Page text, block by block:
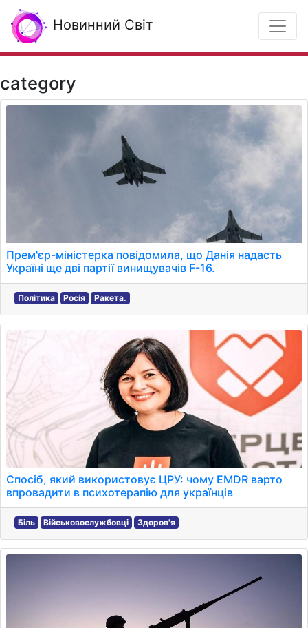
Новинний Світ
category
Прем'єр-міністерка повідомила, що Данія надасть
Україні ще дві партії винищувачів F-16.
Політика Росія Ракета.
Спосіб, який використовує ЦРУ: чому EMDR варто
впровадити в психотерапію для українців
Біль Військовослужбовці Здоров'я